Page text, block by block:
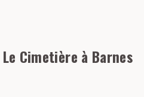
Le Cimetière à Barnes